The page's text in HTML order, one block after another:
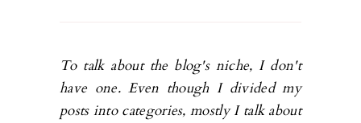
To talk about the blog's niche, I don't
have one. Even though I divided my
posts into categories, mostly I talk about